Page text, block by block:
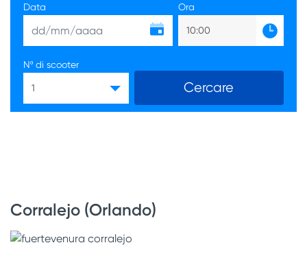
Data Ora
10:00
Nº di scooter
1 Cercare
Corralejo (Orlando)